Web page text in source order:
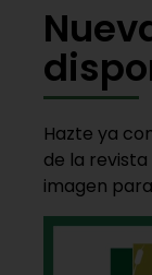
Hazte ya
de la revista
imagen